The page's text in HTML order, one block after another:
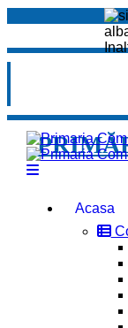
Acasa